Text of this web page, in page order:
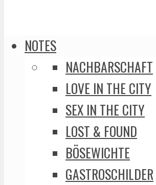
NOTES
NACHBARSCHAFT
LOVE IN THE CITY
SEX IN THE CITY
LOST & FOUND
BÖSEWICHTE
GASTROSCHILDER